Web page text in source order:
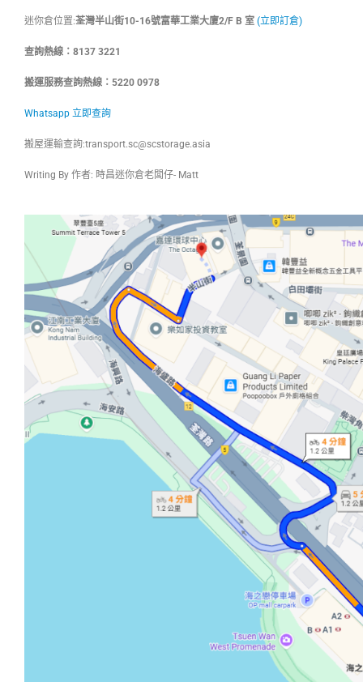
迷你倉位置:荃灣半山街10-16號富華工業大廈2/F B 室 (立即訂倉)
查詢熱線：8137 3221
搬運服務查詢熱線：5220 0978
Whatsapp 立即查詢
搬屋運輸查詢:transport.sc@scstorage.asia
Writing By 作者: 時昌迷你倉老闆仔- Matt